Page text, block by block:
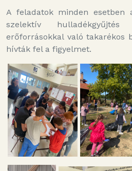
A feladatok minden esetben
szelektív
erőforrásokkal való takarékos
hívták fel a figyelmet.